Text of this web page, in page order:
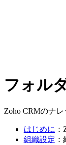
フォル
Zoho CRMのナ
はじめに
組織設定